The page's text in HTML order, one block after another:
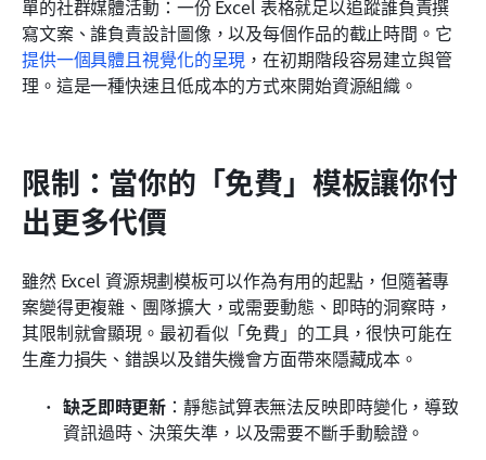
單的社群媒體活動：一份 Excel 表格就足以追蹤誰負責撰
寫文案、誰負責設計圖像，以及每個作品的截止時間。它
提供一個具體且視覺化的呈現 ，在初期階段容易建立與管
理。這是一種快速且低成本的方式來開始資源組織。
限制：當你的「免費」模板讓你付
出更多代價
雖然 Excel 資源規劃模板可以作為有用的起點，但隨著專
案變得更複雜、團隊擴大，或需要動態、即時的洞察時，
其限制就會顯現。最初看似「免費」的工具，很快可能在
生產力損失、錯誤以及錯失機會方面帶來隱藏成本。
缺乏即時更新 ：靜態試算表無法反映即時變化，導致
資訊過時、決策失準，以及需要不斷手動驗證。